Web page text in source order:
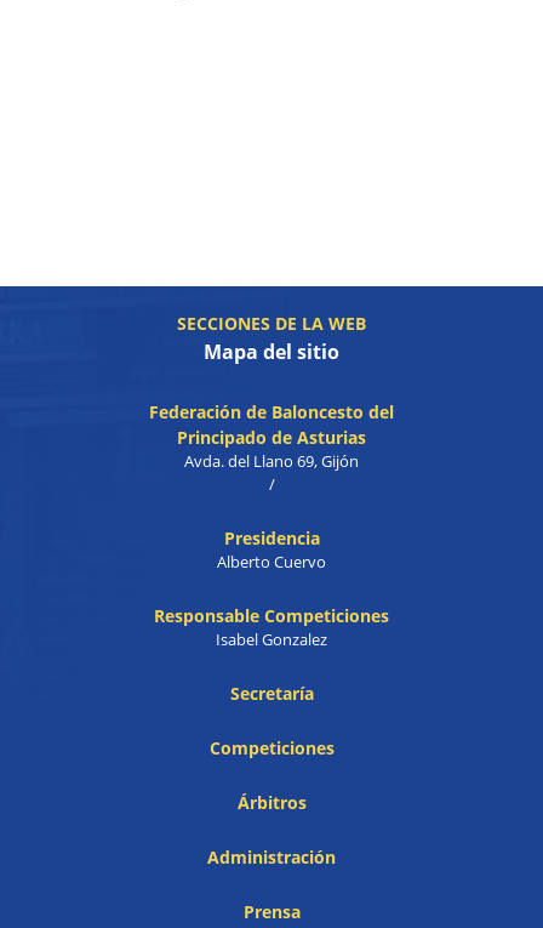
SECCIONES DE LA WEB
Mapa del sitio
Federación de Baloncesto del
Principado de Asturias
Avda. del Llano 69, Gijón
/
Presidencia
Alberto Cuervo
Responsable Competiciones
Isabel Gonzalez
Secretaría
Competiciones
Árbitros
Administración
Prensa